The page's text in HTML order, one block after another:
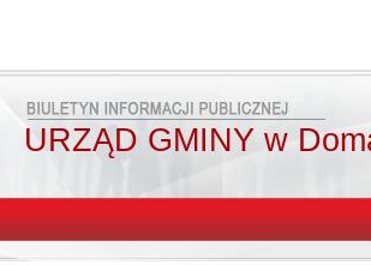
URZĄD GMINY w